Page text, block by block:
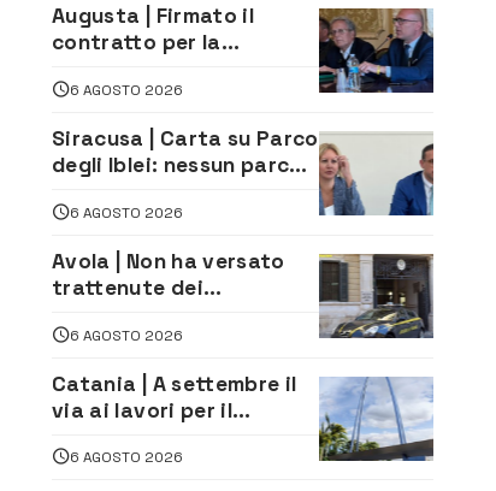
Augusta | Firmato il
contratto per la
depuratore delle acque
6 AGOSTO 2026
Siracusa | Carta su Parco
degli Iblei: nessun parco
comunità e il territorio
6 AGOSTO 2026
Avola | Non ha versato
trattenute dei
oltre 700 mila euro a
imprenditore della
climatizzazione
6 AGOSTO 2026
Catania | A settembre il
via ai lavori per il
sud del porto
6 AGOSTO 2026